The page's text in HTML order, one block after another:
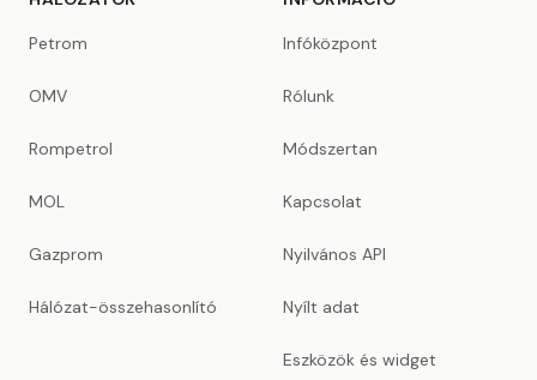
Petrom
OMV
Rompetrol
MOL
Gazprom
Hálózat-összehasonlító
Infóközpont
Rólunk
Módszertan
Kapcsolat
Nyilvános API
Nyílt adat
Eszközök és widget